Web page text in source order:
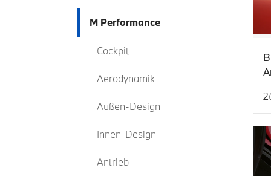
M Performance
Cockpit
Aerodynamik
Außen-Design
Innen-Design
Antrieb